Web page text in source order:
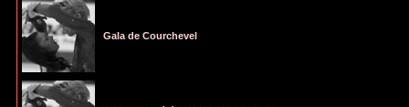
Gala de Courchevel